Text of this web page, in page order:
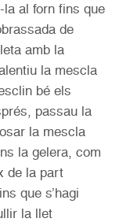
al forn fins que
de
amb la
la mescla
bé els
passau la
la mescla
la gelera, com
de la part
que s’hagi
la llet